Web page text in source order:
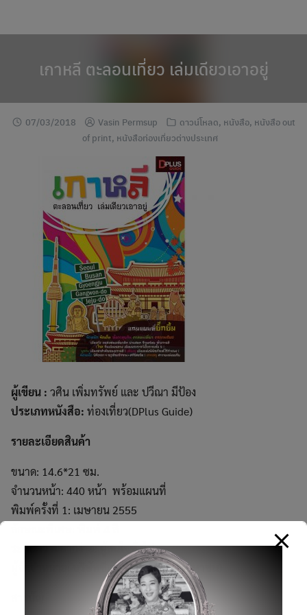
เกาหลี ตะลอนเที่ยว เล่มเดียวเอาอยู่
07/03/2018 Vasin Permsup ดาวน์โหลด, หนังสือ, หนังสือ out
of print, หนังสือท่องเที่ยวต่างประเทศ
ผู้เขียน : วศิน เพิ่มทรัพย์ และ ปวีณา มีป้อง
ประเภทหนังสือ: ท่องเที่ยว(DPlus Guide)
รายละเอียดสินค้า
ขนาด: 14.6*21 ซม.
จำนวนหน้า: 440 หน้า พร้อมแผนที่
พิมพ์ครั้งที่ 1: เมษายน 2555
ระดับความยากง่าย: ผู้สนใจทั่วไป
ผู้จัดจำหน่าย: บริษัทซีเอ็ดยูเคชั่น จำกัด (มหาชน)